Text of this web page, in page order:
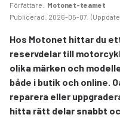
Författare: Motonet-teamet
Publicerad: 2026-05-07 (
Hos Motonet hittar du
reservdelar till
olika märken och
både i butik och online.
reparera eller
hitta rätt delar snabbt